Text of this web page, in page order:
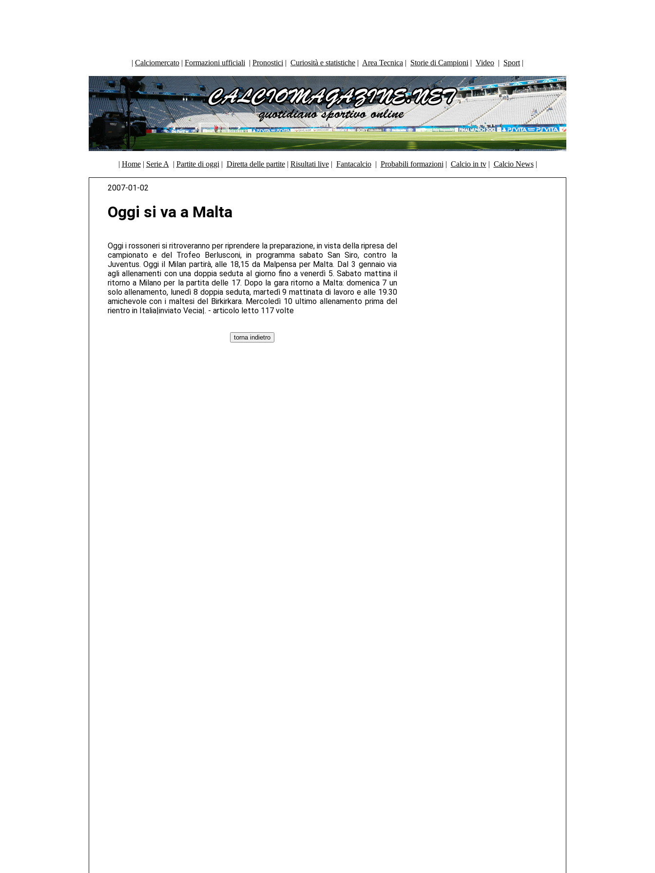
| Calciomercato | Formazioni ufficiali | Pronostici | Curiosità e statistiche | Area Tecnica | Storie di Campioni | Video | Sport |
| Home| Serie A | Partite di oggi | Diretta delle partite| Risultati live| Fantacalcio| Probabili formazioni | Calcio in tv| Calcio News|
2007-01-02
Oggi si va a Malta
Oggi i rossoneri si ritroveranno per riprendere la preparazione, in vista della ripresa del
campionato e del Trofeo Berlusconi, in programma sabato San Siro, contro la
Juventus. Oggi il Milan partirà, alle 18,15 da Malpensa per Malta. Dal 3 gennaio via
agli allenamenti con una doppia seduta al giorno fino a venerdì 5. Sabato mattina il
ritorno a Milano per la partita delle 17. Dopo la gara ritorno a Malta: domenica 7 un
solo allenamento, lunedì 8 doppia seduta, martedì 9 mattinata di lavoro e alle 19.30
amichevole con i maltesi del Birkirkara. Mercoledì 10 ultimo allenamento prima del
rientro in Italia|inviato Vecia|. - articolo letto 117 volte